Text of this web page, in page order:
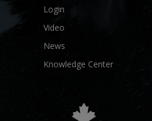
Login
Video
News
Knowledge Center